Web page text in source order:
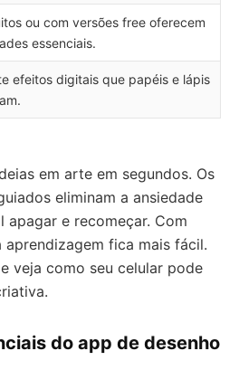
ou com versões free oferecem
essenciais.
efeitos digitais que papéis e lápis
em arte em segundos. Os
eliminam a ansiedade
apagar e recomeçar. Com
fica mais fácil.
veja como seu celular pode
do app de desenho